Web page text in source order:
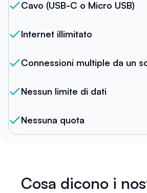
Cavo (USB-C o Micro USB)
Internet illimitato
Connessioni multiple da un
Nessun limite di dati
Nessuna quota
Cosa dicono i